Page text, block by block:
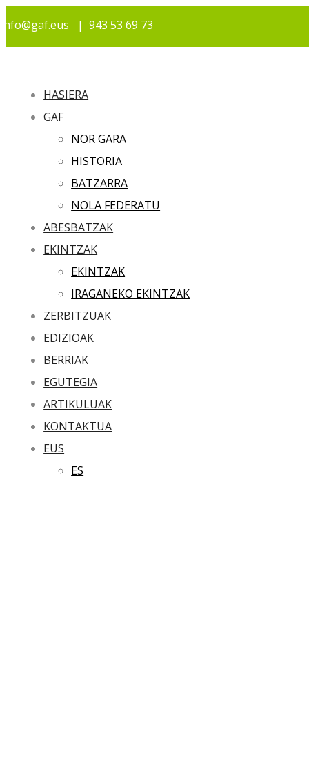
info@gaf.eus | 943 53 69 73
HASIERA
GAF
NOR GARA
HISTORIA
BATZARRA
NOLA FEDERATU
ABESBATZAK
EKINTZAK
EKINTZAK
IRAGANEKO EKINTZAK
ZERBITZUAK
EDIZIOAK
BERRIAK
EGUTEGIA
ARTIKULUAK
KONTAKTUA
EUS
ES